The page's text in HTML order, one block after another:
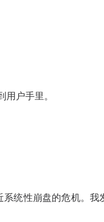
户手里。
统性崩盘的危机。我